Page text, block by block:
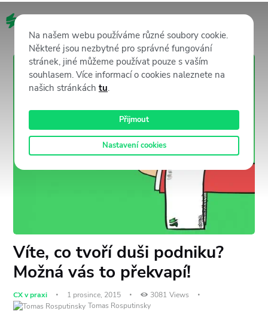
Víte, co tvoří duši podniku?
Možná vás to překvapí!
CX v praxi 1 prosince, 2015 3081 Views
Tomas Rosputinsky
Na našem webu používáme různé soubory cookie.
Některé jsou nezbytné pro správné fungování
stránek, jiné můžeme používat pouze s vaším
souhlasem. Více informací o cookies naleznete na
našich stránkách tu.
Přijmout
Nastavení cookies